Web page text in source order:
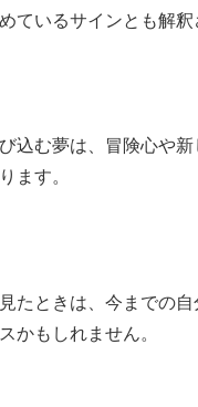
ているサインとも解釈
込む夢は、冒険心や
ます。
たときは、今までの
かもしれません。